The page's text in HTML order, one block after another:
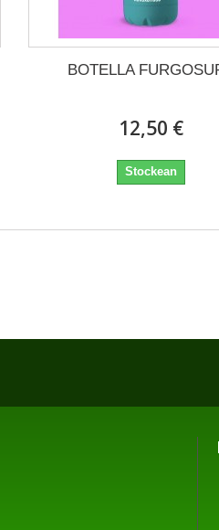
BOTELLA
12,50 €
Stockean